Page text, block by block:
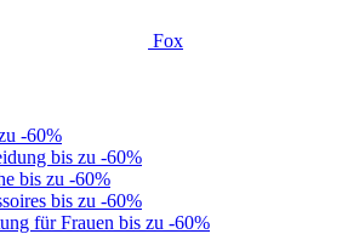
Fox
-60%
bis zu -60%
bis zu -60%
bis zu -60%
für Frauen bis zu -60%